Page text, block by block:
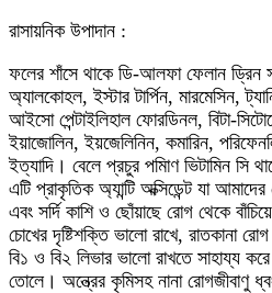
রাসায়নিক উপাদান :
ফলের শাঁসে থাকে ডি-আলফা ফেলান ড্রিন
অ্যালকোহল, ইস্টার টার্পিন, মারমেসিন,
আইসো পেন্টাইলিহাল ফোরডিনল, বিটা-
ইয়াজোলিন, ইয়জেলিনিন, কমারিন,
ইত্যাদি। বেলে প্রচুর পমিাণ ভিটামিন সি
এটি প্রাকৃতিক অ্যান্টি অক্সিডেন্ট যা
এবং সর্দি কাশি ও ছোঁয়াছে রোগ থেকে
চোখের দৃষ্টিশক্তি ভালো রাখে, রাতকানা
বি১ ও বি২ লিভার ভালো রাখতে সাহায্য
তোলে। অন্ত্রের কৃমিসহ নানা রোগজীবাণু